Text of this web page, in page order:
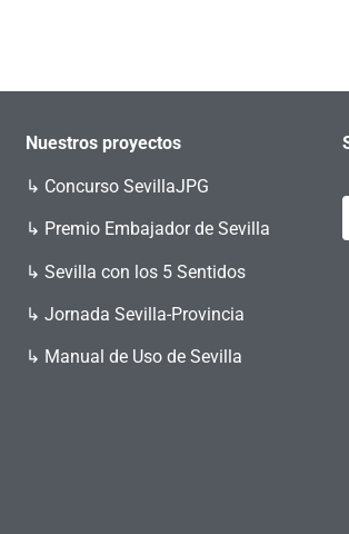
Nuestros proyectos
↳ Concurso SevillaJPG
↳ Premio Embajador de Sevilla
↳ Sevilla con los 5 Sentidos
↳ Jornada Sevilla-Provincia
↳ Manual de Uso de Sevilla